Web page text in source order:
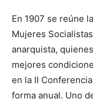
En 1907 se reúne
Mujeres
anarquista,
mejores
en la II
forma anual. Uno